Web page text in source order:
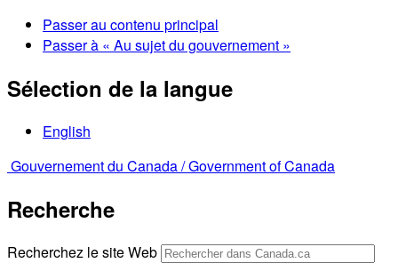
Passer au contenu principal
Passer à « Au sujet du gouvernement »
Sélection de la langue
English
Gouvernement du Canada /Government of Canada
Recherche
Recherchez le site Web